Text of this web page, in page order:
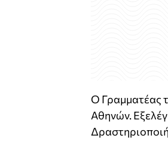
Ο Γραμματέας
Αθηνών.